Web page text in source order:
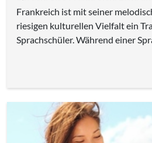
Frankreich ist mit seiner
riesigen kulturellen Vielfalt ein
Sprachschüler. Während einer